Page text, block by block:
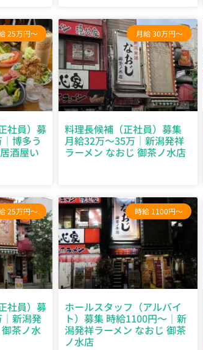
25万円～
社員）募
博多う
酒屋い
月給 30万円～
料理長候補（正社員）募集
月給32万～35万｜新潟発祥
ラーメン なおじ 御茶ノ水店
25万円～
社員）募
新潟発
茶ノ水
時給 1100円～
ホールスタッフ（アルバイ
ト）募集 時給1100円～｜新
潟発祥ラーメン なおじ 御茶
ノ水店